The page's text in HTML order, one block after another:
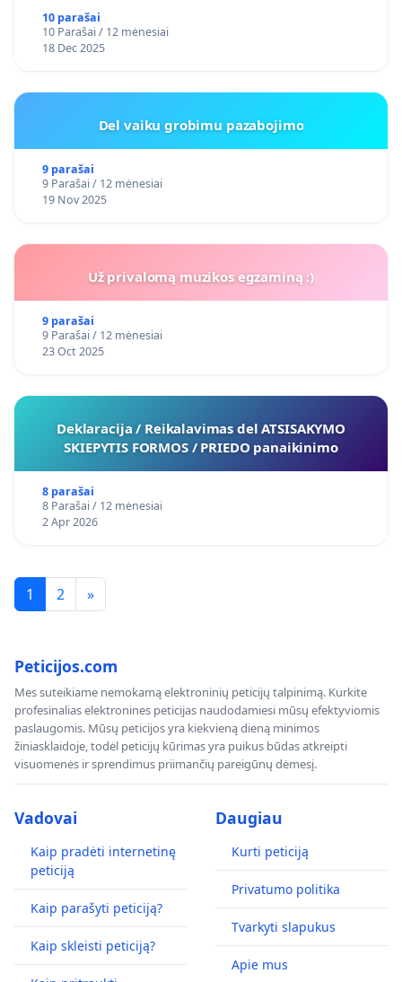
10 parašai
10 Parašai / 12 mėnesiai
18 Dec 2025
Del vaiku grobimu pazabojimo
9 parašai
9 Parašai / 12 mėnesiai
19 Nov 2025
Už privalomą muzikos egzaminą :)
9 parašai
9 Parašai / 12 mėnesiai
23 Oct 2025
Deklaracija / Reikalavimas del ATSISAKYMO
SKIEPYTIS FORMOS / PRIEDO panaikinimo
8 parašai
8 Parašai / 12 mėnesiai
2 Apr 2026
1 2 »
Peticijos.com
Mes suteikiame nemokamą elektroninių peticijų talpinimą. Kurkite
profesinalias elektronines peticijas naudodamiesi mūsų efektyviomis
paslaugomis. Mūsų peticijos yra kiekvieną dieną minimos
žiniasklaidoje, todėl peticijų kūrimas yra puikus būdas atkreipti
visuomenės ir sprendimus priimančių pareigūnų dėmesį.
Vadovai
Kaip pradėti internetinę
peticiją
Kaip parašyti peticiją?
Kaip skleisti peticiją?
Daugiau
Kurti peticiją
Privatumo politika
Tvarkyti slapukus
Apie mus